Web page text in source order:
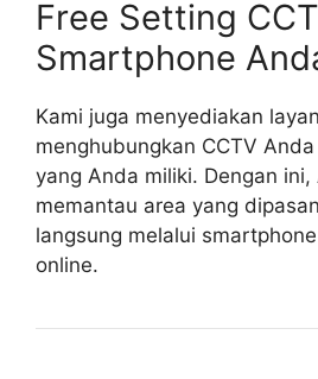
Free Setting
Smartphone
Kami juga menyediakan
menghubungkan CCTV
yang Anda miliki. Dengan
memantau area yang
langsung melalui
online.